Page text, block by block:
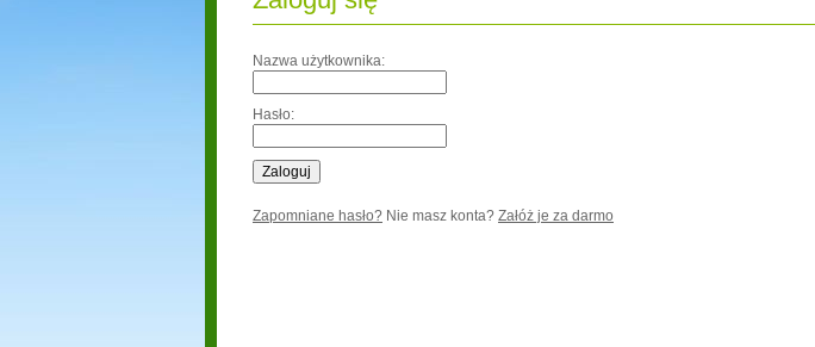
Nazwa użytkownika:
Hasło:
Zapomniane hasło? Nie masz konta? Załóż je za darmo